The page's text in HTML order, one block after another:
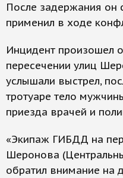
После задержания он
применил в ходе
Инцидент произошел
пересечении улиц
услышали выстрел,
тротуаре тело
приезда врачей и
«Экипаж ГИБДД на
Шеронова
обратил внимание на